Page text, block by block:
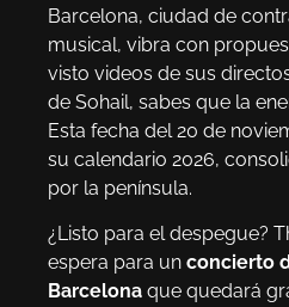
Barcelona, ciudad de
musical, vibra con
visto videos de sus
de Sohail, sabes que la
Esta fecha del 20 de
su calendario 2026,
por la península.
¿Listo para el despegue?
espera para un concierto
Barcelona que quedará